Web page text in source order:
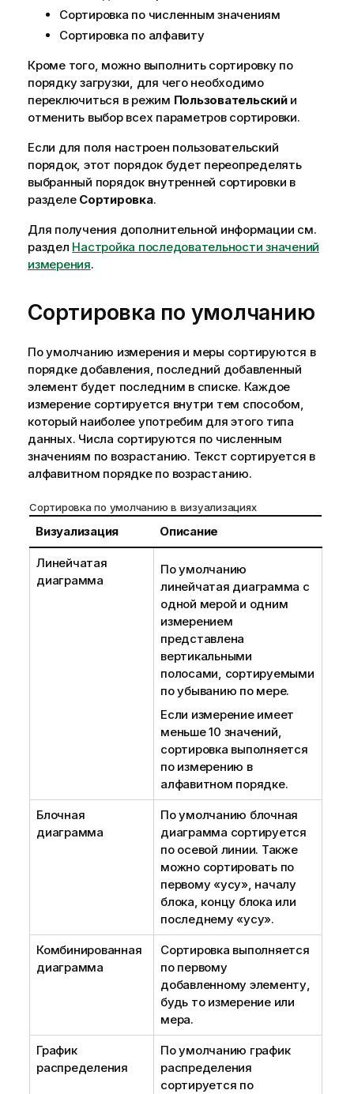
Сортировка по численным значениям
Сортировка по алфавиту
Кроме того, можно выполнить сортировку по
порядку загрузки, для чего необходимо
переключиться в режим Пользовательскийи
отменить выбор всех параметров сортировки.
Если для поля настроен пользовательский
порядок, этот порядок будет переопределять
выбранный порядок внутренней сортировки в
разделе Сортировка.
Для получения дополнительной информации см.
раздел Настройка последовательности значений
измерения.
Сортировка по умолчанию
По умолчанию измерения и меры сортируются в
порядке добавления, последний добавленный
элемент будет последним в списке. Каждое
измерение сортируется внутри тем способом,
который наиболее употребим для этого типа
данных. Числа сортируются по численным
значениям по возрастанию. Текст сортируется в
алфавитном порядке по возрастанию.
Сортировка по умолчанию в визуализациях
Визуализация Описание
Линейчатая
диаграмма
По умолчанию
линейчатая диаграмма с
одной мерой и одним
измерением
представлена
вертикальными
полосами, сортируемыми
по убыванию по мере.
Если измерение имеет
меньше 10 значений,
сортировка выполняется
по измерению в
алфавитном порядке.
Блочная
диаграмма
По умолчанию блочная
диаграмма сортируется
по осевой линии. Также
можно сортировать по
первому «усу», началу
блока, концу блока или
последнему «усу».
Комбинированная
диаграмма
Сортировка выполняется
по первому
добавленному элементу,
будь то измерение или
мера.
График
распределения
По умолчанию график
распределения
сортируется по